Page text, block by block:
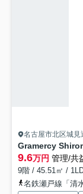
名古屋市北区城見
Gramercy
9.6万円 管理/共
9階 / 45.51㎡ /
名鉄瀬戸線「清